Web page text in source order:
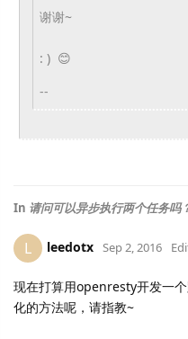
谢谢~
: ) 😊
--
In 请问可以异步执行两个任务吗
L leedotx Sep 2, 2016
现在打算用openresty开发一个
化的方法呢，请指教~